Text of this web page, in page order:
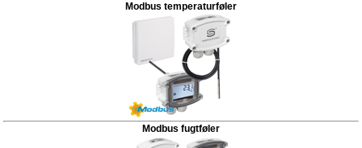
Modbus temperaturføler
Modbus fugtføler